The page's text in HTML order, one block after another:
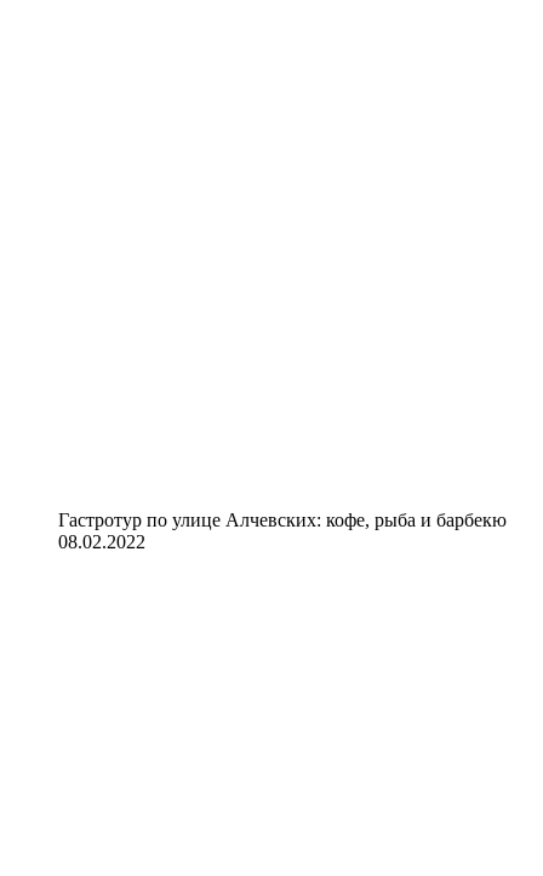
Гастротур по улице Алчевских: кофе, рыба и барбекю
08.02.2022